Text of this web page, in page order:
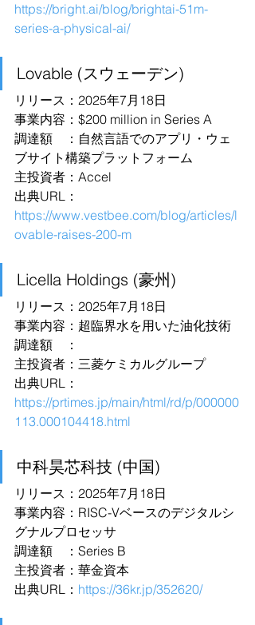
https://bright.ai/blog/brightai-51m-
series-a-physical-ai/
Lovable (スウェーデン)
リリース：2025年7月18日
事業内容：$200 million in Series A
調達額　：自然言語でのアプリ・ウェ
ブサイト構築プラットフォーム
主投資者：Accel
出典URL：
https://www.vestbee.com/blog/articles/l
ovable-raises-200-m
Licella Holdings (豪州)
リリース：2025年7月18日
事業内容：超臨界水を用いた油化技術
調達額　：
主投資者：三菱ケミカルグループ
出典URL：
https://prtimes.jp/main/html/rd/p/000000
113.000104418.html
中科昊芯科技 (中国)
リリース：2025年7月18日
事業内容：RISC-Vベースのデジタルシ
グナルプロセッサ
調達額　：Series B
主投資者：華金資本
出典URL： https://36kr.jp/352620/